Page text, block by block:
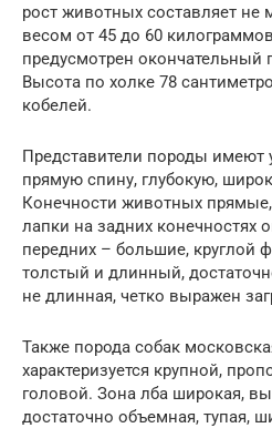
рост животных составляет не
весом от 45 до 60
предусмотрен окончательный
Высота по холке 78
кобелей.
Представители породы имеют
прямую спину, глубокую,
Конечности животных
лапки на задних конечностях
передних – большие, круглой
толстый и длинный,
не длинная, четко выражен
Также порода собак
характеризуется крупной,
головой. Зона лба широкая,
достаточно объемная, тупая,